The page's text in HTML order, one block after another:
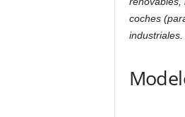
coches
industriales.